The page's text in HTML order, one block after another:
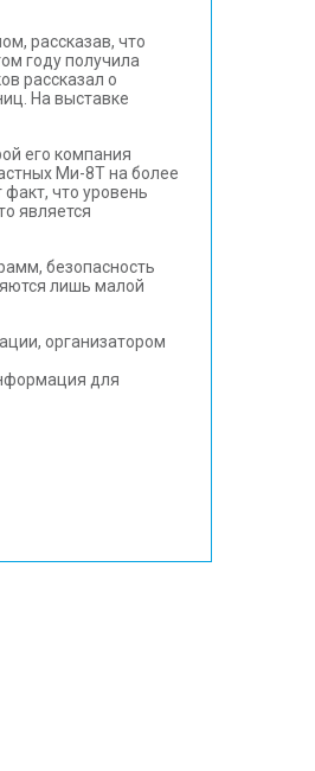
рассказав, что
году получила
рассказал о
На выставке
его компания
Ми-8Т на более
что уровень
является
безопасность
лишь малой
организатором
для